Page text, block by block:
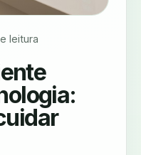
leitura